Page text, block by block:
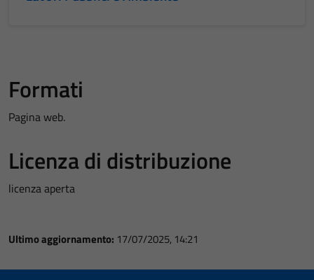
Formati
Pagina web.
Licenza di distribuzione
licenza aperta
Ultimo aggiornamento: 17/07/2025, 14:21